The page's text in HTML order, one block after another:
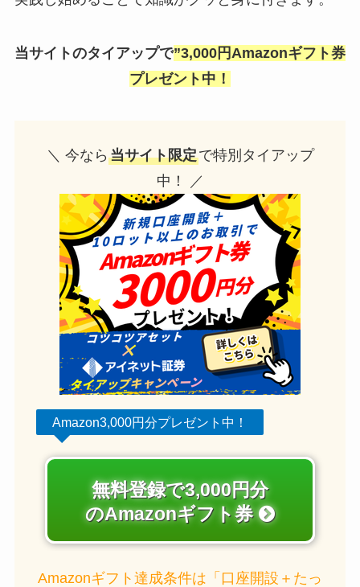
当サイトのタイアップで”3,000円Amazonギフト券
プレゼント中！
＼ 今なら 当サイト限定で特別タイアップ
中！ ／
Amazon3,000円分プレゼント中！
無料登録で3,000円分
のAmazonギフト券
Amazonギフト達成条件は「口座開設＋たっ